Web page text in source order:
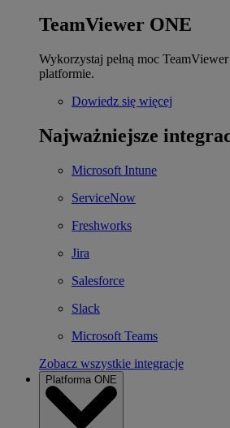
TeamViewer ONE
Wykorzystaj pełną moc
platformie.
Dowiedz się więcej
Najważniejsze
Microsoft Intune
ServiceNow
Freshworks
Jira
Salesforce
Slack
Microsoft Teams
Zobacz wszystkie integracje
Platforma ONE